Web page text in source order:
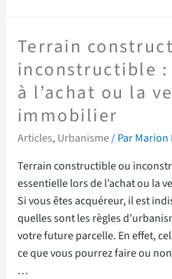
Terrain
inconstructible :
à l’achat ou la
immobilier
Articles,Urbanisme/ ParMarion
Terrain constructible ou
essentielle lors de l’achat ou la
Si vous êtes acquéreur, il est
quelles sont les règles
votre future parcelle. En effet,
ce que vous pourrez faire ou
…